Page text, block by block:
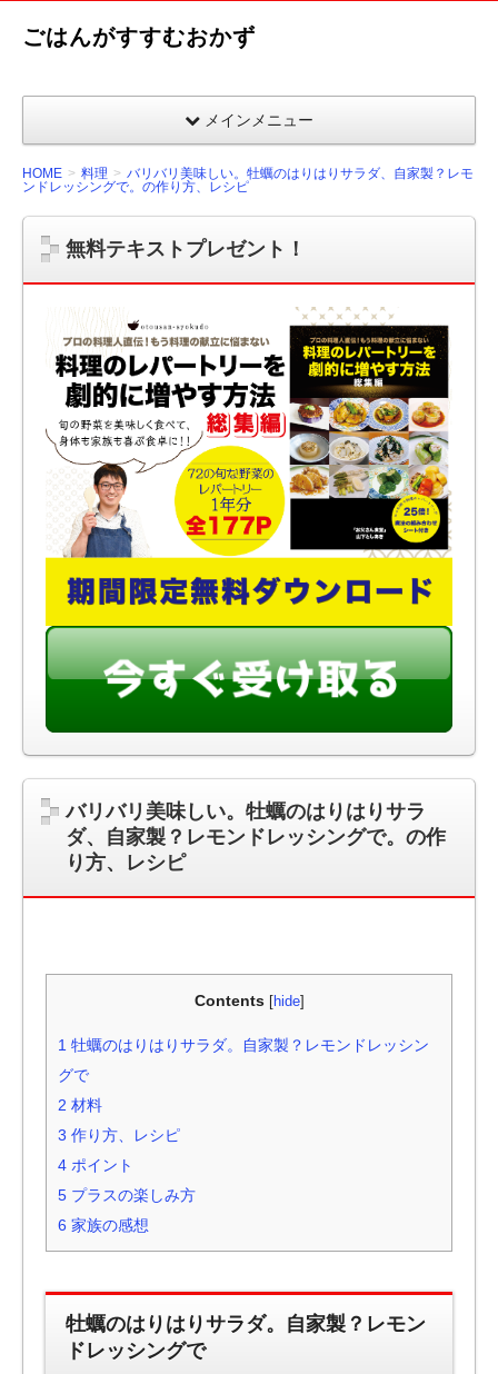
ごはんがすすむおかず
メインメニュー
HOME 料理
バリバリ美味しい。牡蠣のはりはりサラダ、自家製？レモ
ンドレッシングで。の作り方、レシピ
無料テキストプレゼント！
バリバリ美味しい。牡蠣のはりはりサラ
ダ、自家製？レモンドレッシングで。の作
り方、レシピ
Contents hide]
1 牡蠣のはりはりサラダ。自家製？レモンドレッシン
グで
2 材料
3 作り方、レシピ
4 ポイント
5 プラスの楽しみ方
6 家族の感想
牡蠣のはりはりサラダ。自家製？レモン
ドレッシングで